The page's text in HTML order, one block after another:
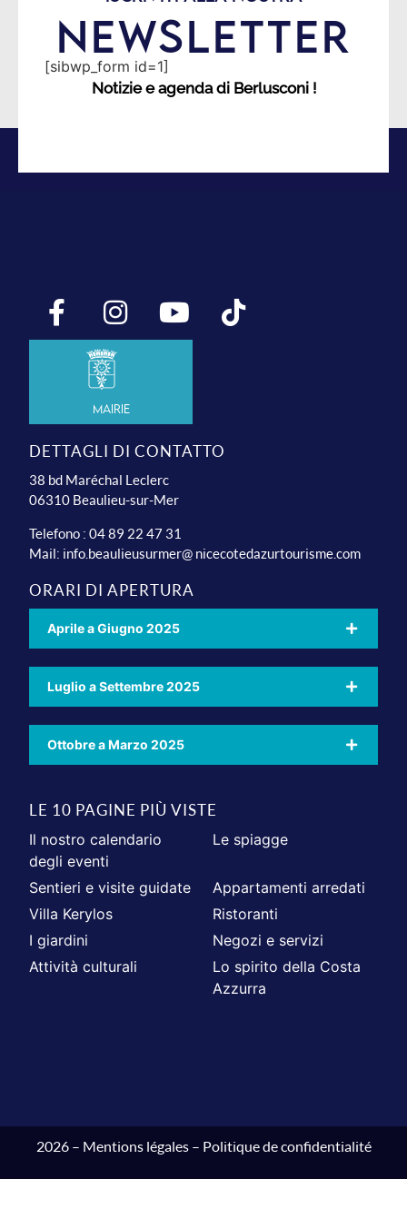
NEWSLETTER
[sibwp_form id=1]
Notizie e agenda di Berlusconi !
Mairie
DETTAGLI DI CONTATTO
38 bd Maréchal Leclerc
06310 Beaulieu-sur-Mer
Telefono : 04 89 22 47 31
Mail: info.beaulieusurmer@ nicecotedazurtourisme.com
ORARI DI APERTURA
Aprile a Giugno 2025
Luglio a Settembre 2025
Ottobre a Marzo 2025
LE 10 PAGINE PIÙ VISTE
Il nostro calendario
degli eventi
Le spiagge
Sentieri e visite guidate
Appartamenti arredati
Villa Kerylos
Ristoranti
I giardini
Negozi e servizi
Attività culturali
Lo spirito della Costa
Azzurra
2026 – Mentions légales– Politique de confidentialité